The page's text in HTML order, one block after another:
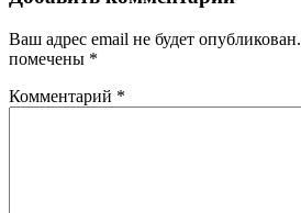
Ваш адрес email не будет опубликован.
помечены *
Комментарий *